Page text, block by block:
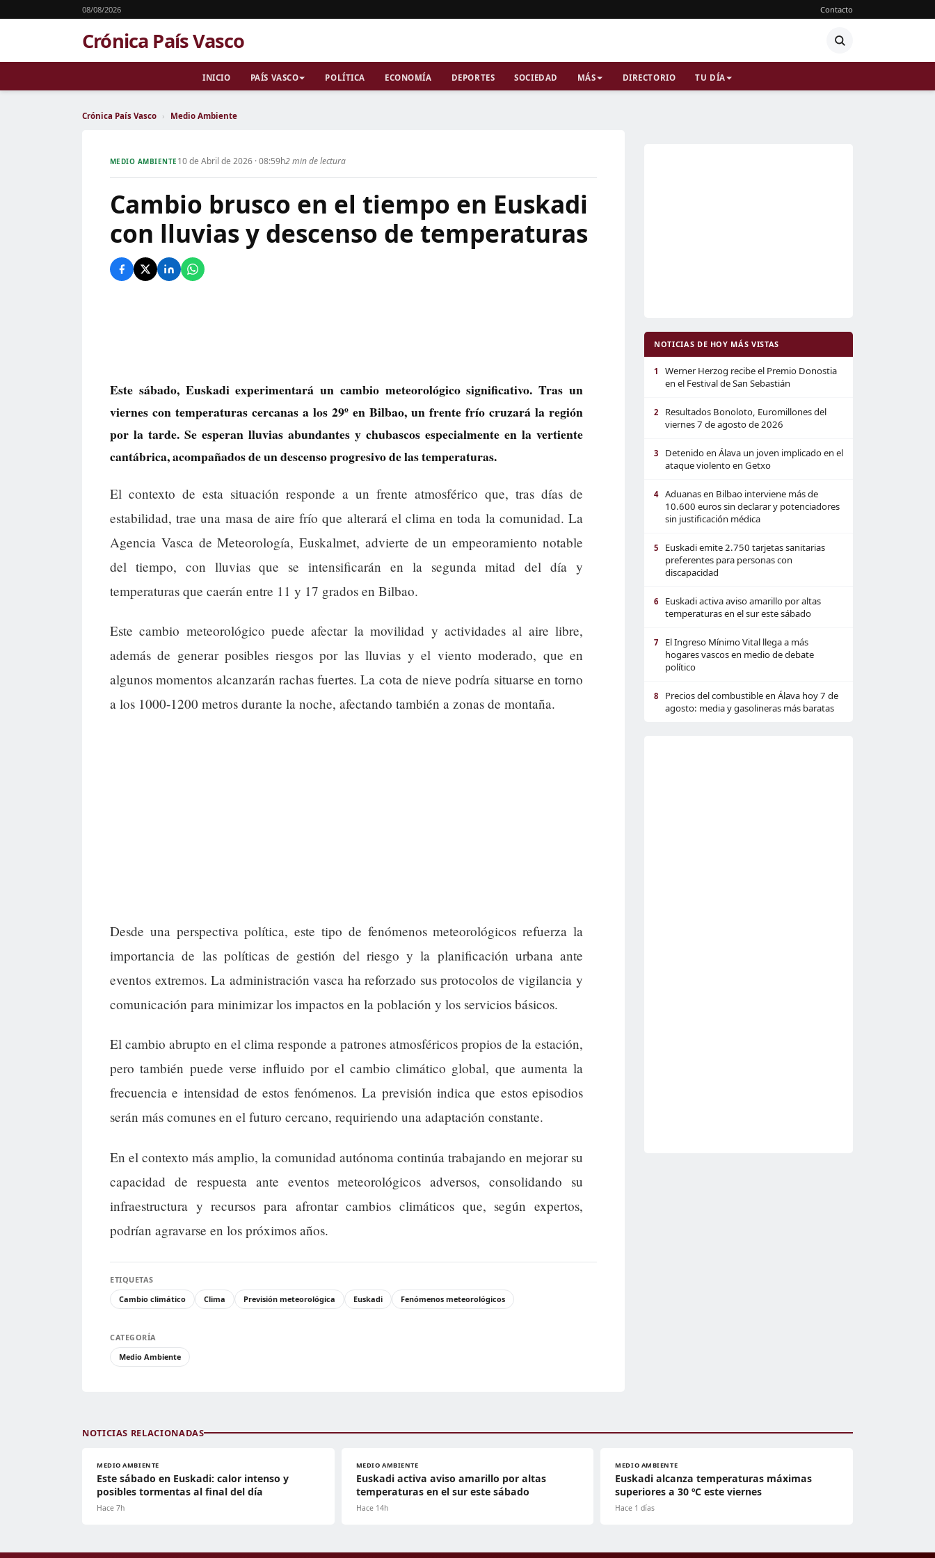
08/08/2026 Contacto
Crónica País Vasco
INICIO PAÍS VASCO POLÍTICA ECONOMÍA DEPORTES SOCIEDAD MÁS DIRECTORIO TU DÍA
Crónica País Vasco › Medio Ambiente
MEDIO AMBIENTE 10 de Abril de 2026 · 08:59h2 min de lectura
Cambio brusco en el tiempo en Euskadi
con lluvias y descenso de temperaturas
Este sábado, Euskadi experimentará un cambio meteorológico significativo. Tras un
viernes con temperaturas cercanas a los 29º en Bilbao, un frente frío cruzará la región
por la tarde. Se esperan lluvias abundantes y chubascos especialmente en la vertiente
cantábrica, acompañados de un descenso progresivo de las temperaturas.
El contexto de esta situación responde a un frente atmosférico que, tras días de
estabilidad, trae una masa de aire frío que alterará el clima en toda la comunidad. La
Agencia Vasca de Meteorología, Euskalmet, advierte de un empeoramiento notable
del tiempo, con lluvias que se intensificarán en la segunda mitad del día y
temperaturas que caerán entre 11 y 17 grados en Bilbao.
Este cambio meteorológico puede afectar la movilidad y actividades al aire libre,
además de generar posibles riesgos por las lluvias y el viento moderado, que en
algunos momentos alcanzarán rachas fuertes. La cota de nieve podría situarse en torno
a los 1000-1200 metros durante la noche, afectando también a zonas de montaña.
Desde una perspectiva política, este tipo de fenómenos meteorológicos refuerza la
importancia de las políticas de gestión del riesgo y la planificación urbana ante
eventos extremos. La administración vasca ha reforzado sus protocolos de vigilancia y
comunicación para minimizar los impactos en la población y los servicios básicos.
El cambio abrupto en el clima responde a patrones atmosféricos propios de la estación,
pero también puede verse influido por el cambio climático global, que aumenta la
frecuencia e intensidad de estos fenómenos. La previsión indica que estos episodios
serán más comunes en el futuro cercano, requiriendo una adaptación constante.
En el contexto más amplio, la comunidad autónoma continúa trabajando en mejorar su
capacidad de respuesta ante eventos meteorológicos adversos, consolidando su
infraestructura y recursos para afrontar cambios climáticos que, según expertos,
podrían agravarse en los próximos años.
ETIQUETAS
Cambio climático
Clima Previsión meteorológica Euskadi Fenómenos meteorológicos
CATEGORÍA
Medio Ambiente
NOTICIAS DE HOY MÁS VISTAS
1
Werner Herzog recibe el Premio Donostia
en el Festival de San Sebastián
2
Resultados Bonoloto, Euromillones del
viernes 7 de agosto de 2026
3
Detenido en Álava un joven implicado en el
ataque violento en Getxo
4
Aduanas en Bilbao interviene más de
10.600 euros sin declarar y potenciadores
sin justificación médica
5
Euskadi emite 2.750 tarjetas sanitarias
preferentes para personas con
discapacidad
6
Euskadi activa aviso amarillo por altas
temperaturas en el sur este sábado
7
El Ingreso Mínimo Vital llega a más
hogares vascos en medio de debate
político
8
Precios del combustible en Álava hoy 7 de
agosto: media y gasolineras más baratas
NOTICIAS RELACIONADAS
MEDIO AMBIENTE
Este sábado en Euskadi: calor intenso y
posibles tormentas al final del día
Hace 7h
MEDIO AMBIENTE
Euskadi activa aviso amarillo por altas
temperaturas en el sur este sábado
Hace 14h
MEDIO AMBIENTE
Euskadi alcanza temperaturas máximas
superiores a 30 ºC este viernes
Hace 1 días